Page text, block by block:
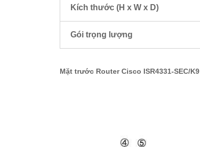
Kích thước (H x W x D)
Gói trọng lượng
Mặt trước Router Cisco ISR4331-SEC/K9